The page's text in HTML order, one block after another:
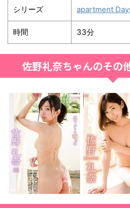
シリーズ apartment
時間 33分
佐野礼奈ちゃんのその